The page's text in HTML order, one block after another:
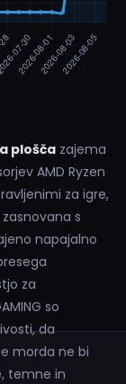
plošča zajema
AMD Ryzen
za igre,
s
napajalno
za
so
da
morda ne bi
temne in